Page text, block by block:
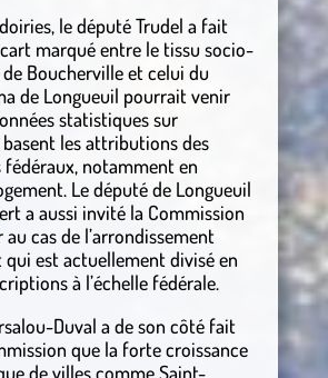
le député Trudel a fait
marqué entre le tissu socio-
Boucherville et celui du
de Longueuil pourrait venir
statistiques sur
basent les attributions des
fédéraux, notamment en
Le député de Longueuil
a aussi invité la Commission
au cas de l’arrondissement
est actuellement divisé en
à l’échelle fédérale.
Duval a de son côté fait
que la forte croissance
de villes comme Saint-